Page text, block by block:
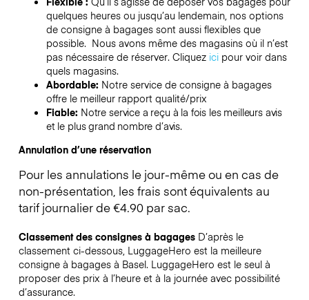
quelques heures ou jusqu’au lendemain, nos options
de consigne à bagages sont aussi flexibles que
possible. Nous avons même des magasins où il n’est
pas nécessaire de réserver. Cliquez icipour voir dans
quels magasins.
Abordable: Notre service de consigne à bagages
offre le meilleur rapport qualité/prix
Fiable: Notre service a reçu à la fois les meilleurs avis
et le plus grand nombre d’avis.
Annulation d’une réservation
Pour les annulations le jour-même ou en cas de
non-présentation, les frais sont équivalents au
tarif journalier de €4.90 par sac.
Classement des consignes à bagages D’après le
classement ci-dessous, LuggageHero est la meilleure
consigne à bagages à Basel. LuggageHero est le seul à
proposer des prix à l’heure et à la journée avec possibilité
d’assurance.